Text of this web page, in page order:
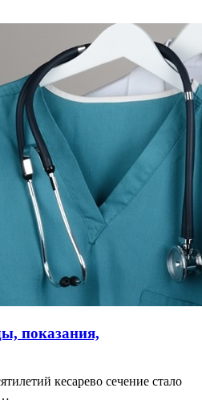
показания,
кесарево сечение стало